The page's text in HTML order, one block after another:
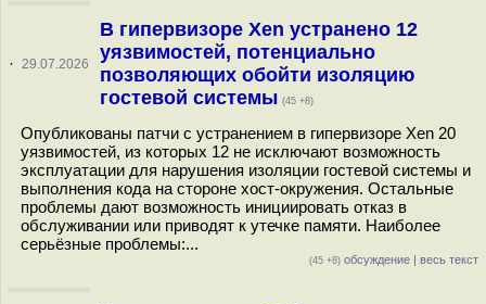
· 29.07.2026
В гипервизоре Xen устранено 12
уязвимостей, потенциально
позволяющих обойти изоляцию
гостевой системы (45 +8)
Опубликованы патчи с устранением в гипервизоре Xen 20
уязвимостей, из которых 12 не исключают возможность
эксплуатации для нарушения изоляции гостевой системы и
выполнения кода на стороне хост-окружения. Остальные
проблемы дают возможность инициировать отказ в
обслуживании или приводят к утечке памяти. Наиболее
серьёзные проблемы:...
(45 +8) обсуждение | весь текст